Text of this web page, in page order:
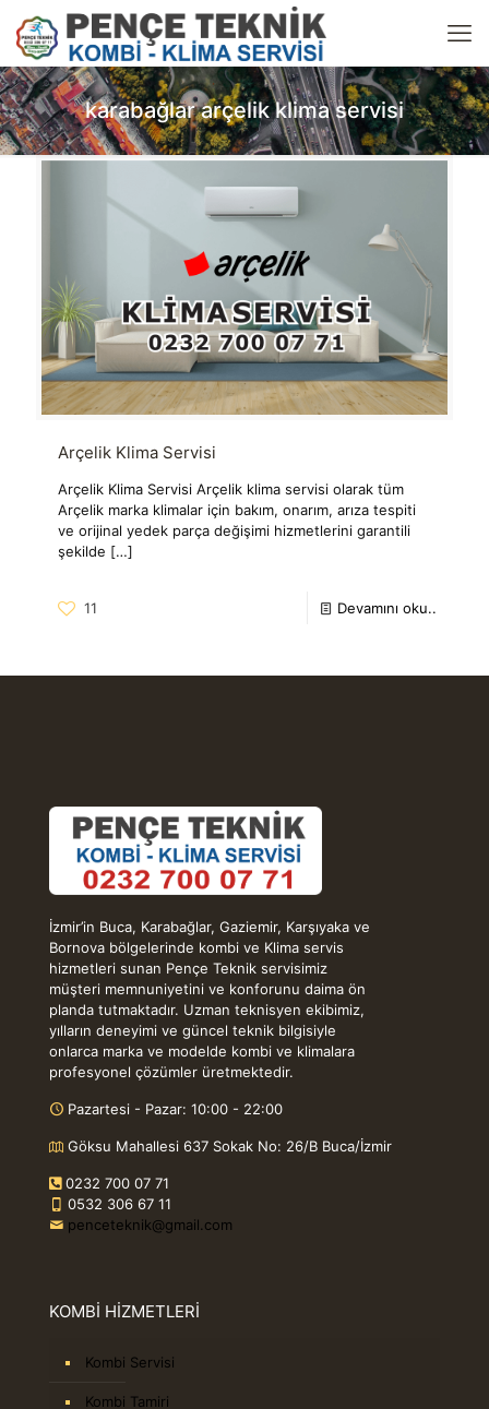
karabağlar arçelik klima servisi
Arçelik Klima Servisi
Arçelik Klima Servisi Arçelik klima servisi olarak tüm
Arçelik marka klimalar için bakım, onarım, arıza tespiti
ve orijinal yedek parça değişimi hizmetlerini garantili
şekilde […]
11 Devamını oku..
İzmir’in Buca, Karabağlar, Gaziemir, Karşıyaka ve
Bornova bölgelerinde kombi ve Klima servis
hizmetleri sunan Pençe Teknik servisimiz
müşteri memnuniyetini ve konforunu daima ön
planda tutmaktadır. Uzman teknisyen ekibimiz,
yılların deneyimi ve güncel teknik bilgisiyle
onlarca marka ve modelde kombi ve klimalara
profesyonel çözümler üretmektedir.
Pazartesi - Pazar: 10:00 - 22:00
Göksu Mahallesi 637 Sokak No: 26/B Buca/İzmir
0232 700 07 71
0532 306 67 11
penceteknik@gmail.com
KOMBİ HİZMETLERİ
Kombi Servisi
Kombi Tamiri